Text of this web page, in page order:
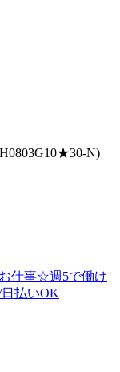
N)
仕事☆週5で働け
払いOK